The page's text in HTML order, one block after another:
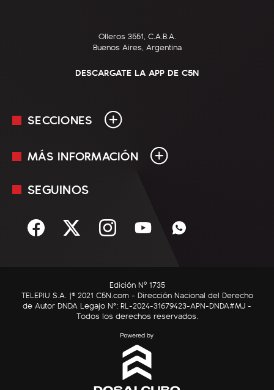
Olleros 3551, C.A.B.A.
Buenos Aires, Argentina
DESCARGATE LA APP DE C5N
SECCIONES
En Vivo
Sociedad
C5N Autos
RatingCero
MÁS INFORMACIÓN
Mediakit
Términos y condiciones
SEGUINOS
Edición Nº 1735
TELEPIU S.A. |© 2021 C5N.com - Dirección Nacional del Derecho
de Autor DNDA Legajo N°: RL-2024-31679423-APN-DNDA#MJ -
Todos los derechos reservados.